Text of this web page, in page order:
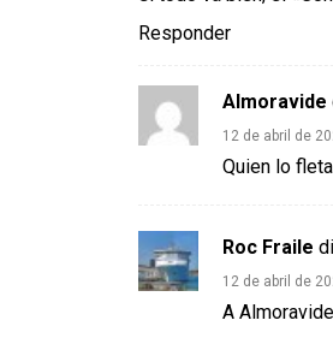
Responder
Almoravide
12 de abril de
Quien lo
Roc Fraile
12 de abril de
A